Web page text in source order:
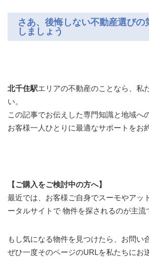
さあ、後悔しない不動産選びの
しましょう
北千住駅エリアの不動産のことなら、私
い。
この記事でお伝えした専門知識と地域へ
お客様一人ひとりに最適なサポートをお
【ご購入をご検討中の方へ】
最近では、お客様ご自身でスーモやアッ
ータルサイトで 物件を探されるのが主流
もし気になる物件を見つけたら、お問い
ぜひ一度そのページのURLを私たちにお